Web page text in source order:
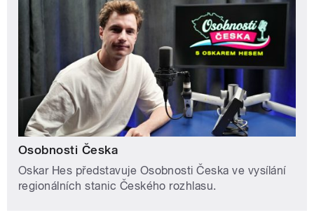
Osobnosti Česka
Oskar Hes představuje Osobnosti Česka ve vysílání
regionálních stanic Českého rozhlasu.